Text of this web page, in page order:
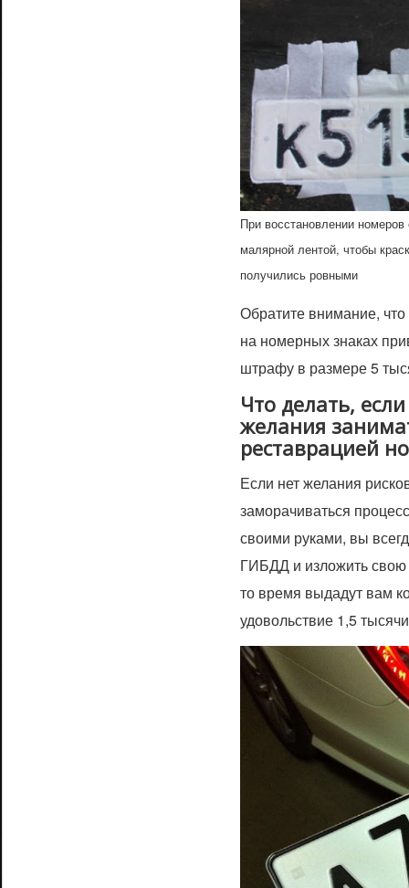
При восстановлении
малярной лентой, чтобы
получились ровными
Обратите внимание,
на номерных знаках
штрафу в размере 5
Что делать,
желания
реставрацией
Если нет желания
заморачиваться
своими руками, вы
ГИБДД и изложить свою
то время выдадут вам
удовольствие 1,5